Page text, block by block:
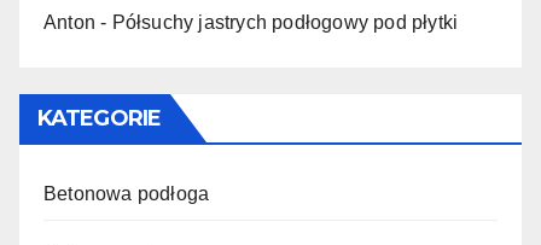
Anton - Półsuchy jastrych podłogowy pod płytki
KATEGORIE
Betonowa podłoga